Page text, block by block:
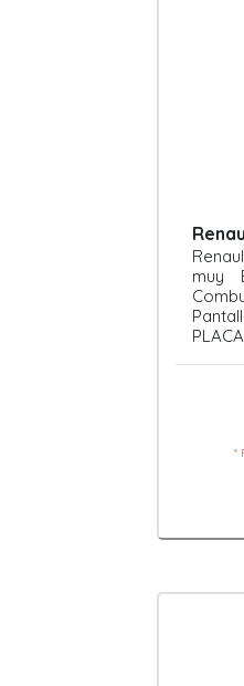
muy
PLACA
*